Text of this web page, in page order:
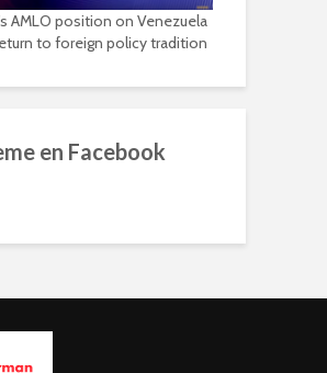
AMLO position on Venezuela
to foreign policy tradition
en Facebook